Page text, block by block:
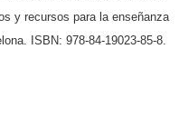
y recursos para la enseñanza
ISBN: 978-84-19023-85-8.